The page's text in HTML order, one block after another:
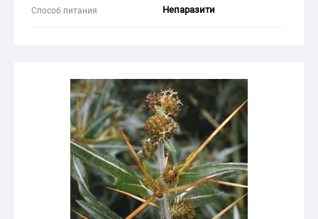
Способ питания Непаразити